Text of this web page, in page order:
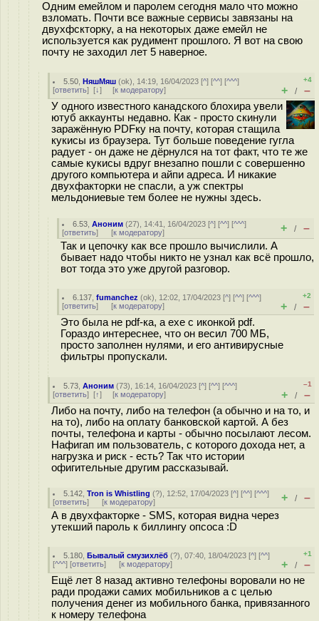
Одним емейлом и паролем сегодня мало что можно
взломать. Почти все важные сервисы завязаны на
двухфскторку, а на некоторых даже емейл не
используется как рудимент прошлого. Я вот на свою
почту не заходил лет 5 наверное.
5.50 ,НяшМяш (ok), 14:19, 16/04/2023 [^] [^^] [^^^]
[ответить] [↓] [к модератору]
+4
+ / –
У одного известного канадского блохира увели
ютуб аккаунты недавно. Как - просто скинули
заражённую PDFку на почту, которая стащила
кукисы из браузера. Тут больше поведение гугла
радует - он даже не дёрнулся на тот факт, что те же
самые кукисы вдруг внезапно пошли с совершенно
другого компьютера и айпи адреса. И никакие
двухфакторки не спасли, а уж спектры
мельдониевые тем более не нужны здесь.
6.53 ,Аноним (27), 14:41, 16/04/2023 [^] [^^] [^^^]
[ответить] [к модератору] + / –
Так и цепочку как все прошло вычислили. А
бывает надо чтобы никто не узнал как всё прошло,
вот тогда это уже другой разговор.
6.137 ,fumanchez (ok), 12:02, 17/04/2023 [^] [^^] [^^^]
[ответить] [к модератору]
+2
+ / –
Это была не pdf-ка, а exe с иконкой pdf.
Гораздо интереснее, что он весил 700 МБ,
просто заполнен нулями, и его антивирусные
фильтры пропускали.
5.73 ,Аноним (73), 16:14, 16/04/2023 [^] [^^] [^^^]
[ответить] [↑] [к модератору]
–1
+ / –
Либо на почту, либо на телефон (а обычно и на то, и
на то), либо на оплату банковской картой. А без
почты, телефона и карты - обычно посылают лесом.
Нафигап им пользователь, с которого дохода нет, а
нагрузка и риск - есть? Так что истории
офигительные другим рассказывай.
5.142 ,Tron is Whistling (?), 12:52, 17/04/2023 [^] [^^] [^^^]
[ответить] [к модератору] + / –
А в двухфакторке - SMS, которая видна через
утекший пароль к биллингу опсоса :D
5.180 ,Бывалый смузихлёб (?), 07:40, 18/04/2023 [^] [^^]
[^^^] [ответить] [к модератору]
+1
+ / –
Ещё лет 8 назад активно телефоны воровали но не
ради продажи самих мобильников а с целью
получения денег из мобильного банка, привязанного
к номеру телефона